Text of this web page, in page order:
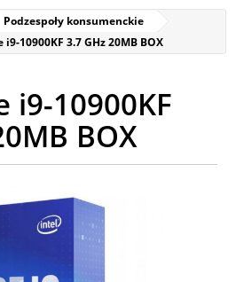
Podzespoły konsumenckie
i9-10900KF 3.7 GHz 20MB BOX
i9-10900KF
BOX